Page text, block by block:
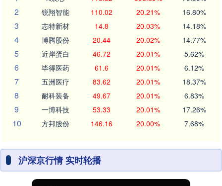
2 锐翔智能 110.02 20.21% 16.80%
3 志特新材 14.8 20.03% 14.18%
4 博腾股份 20.44 20.02% 14.77%
5 近岸蛋白 46.72 20.01% 5.62%
6 毕得医药 61.6 20.01% 6.12%
7 五洲医疗 83.62 20.01% 18.37%
8 耐科装备 49.67 20.01% 6.83%
9 一博科技 53.33 20.01% 17.26%
10 方邦股份 146.16 20.00% 7.68%
沪深京行情 实时轮播